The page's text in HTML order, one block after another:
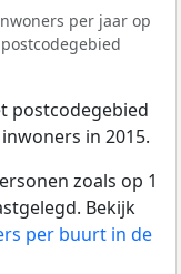
per jaar op
postcodegebied
in 2015.
zoals op 1
Bekijk
per buurt in de